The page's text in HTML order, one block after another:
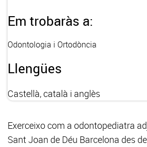
Em trobaràs a:
Odontologia i Ortodòncia
Llengües
Castellà, català i anglès
Exerceixo com a odontopediatra
Sant Joan de Déu Barcelona des